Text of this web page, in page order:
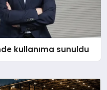
kullanıma sunuldu